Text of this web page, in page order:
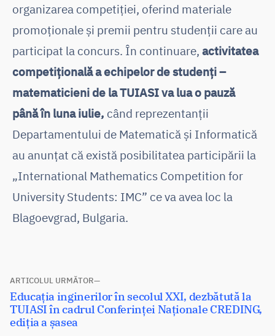
organizarea competiției, oferind materiale
promoționale și premii pentru studenții care au
participat la concurs. În continuare, activitatea
competițională a echipelor de studenți –
matematicieni de la TUIASI va lua o pauză
până în luna iulie, când reprezentanții
Departamentului de Matematică și Informatică
au anunțat că există posibilitatea participării la
„International Mathematics Competition for
University Students: IMC” ce va avea loc la
Blagoevgrad, Bulgaria.
Navigare
în
articole
ARTICOLUL URMĂTOR
Articolul
următor:
Educația inginerilor în secolul XXI, dezbătută la
TUIASI în cadrul Conferinței Naționale CREDING,
ediția a șasea